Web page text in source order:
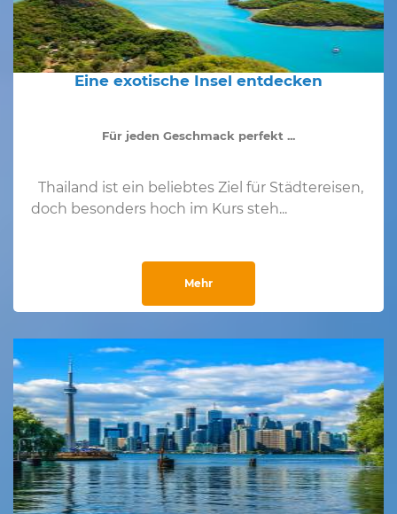
Eine exotische Insel entdecken
Für jeden Geschmack perfekt ...
Thailand ist ein beliebtes Ziel für Städtereisen,
doch besonders hoch im Kurs steh...
Mehr